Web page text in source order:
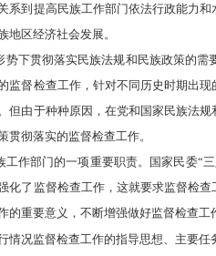
系到提高民族工作部门依法行政能力
地区经济社会发展。
贯彻落实民族法规和民族政策的需
监督检查工作，针对不同历史时期出
但由于种种原因，在党和国家民族法
贯彻落实的监督检查工作。
部门的一项重要职责。国家民委“
化了监督检查工作，这就要求监督检
的重要意义，不断增强做好监督检查工
况监督检查工作的指导思想、主要任